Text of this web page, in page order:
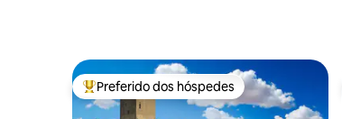
Entre os melhores preferidos dos hóspedes
Preferido dos hóspedes